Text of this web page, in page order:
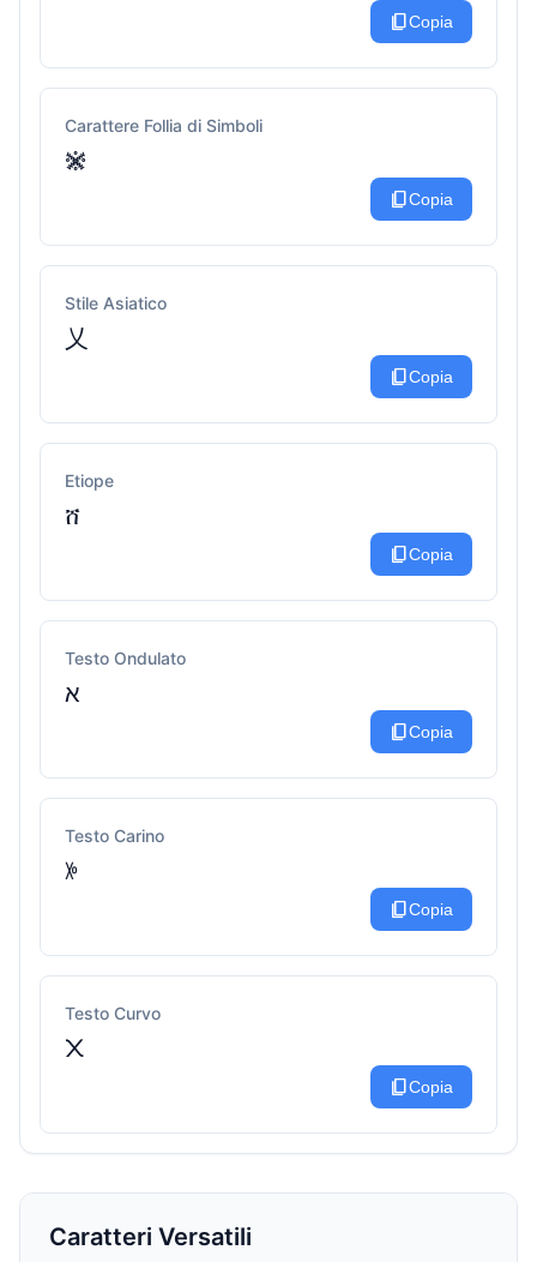
content_copyCopia
Carattere Follia di Simboli
𖤗
content_copyCopia
Stile Asiatico
乂
content_copyCopia
Etiope
ሸ
content_copyCopia
Testo Ondulato
א
content_copyCopia
Testo Carino
ꉼ
content_copyCopia
Testo Curvo
᙭
content_copyCopia
Caratteri Versatili